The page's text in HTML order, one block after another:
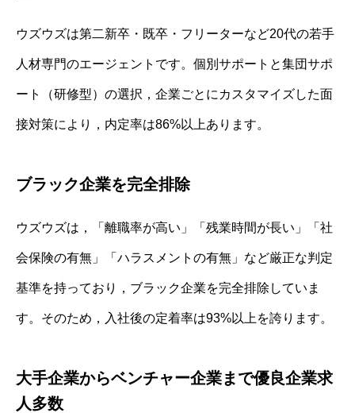
ウズウズは第二新卒・既卒・フリーターなど20代の若手
人材専門のエージェントです。個別サポートと集団サポ
ート（研修型）の選択，企業ごとにカスタマイズした面
接対策により，内定率は86%以上あります。
ブラック企業を完全排除
ウズウズは，「離職率が高い」「残業時間が長い」「社
会保険の有無」「ハラスメントの有無」など厳正な判定
基準を持っており，ブラック企業を完全排除していま
す。そのため，入社後の定着率は93%以上を誇ります。
大手企業からベンチャー企業まで優良企業求
人多数